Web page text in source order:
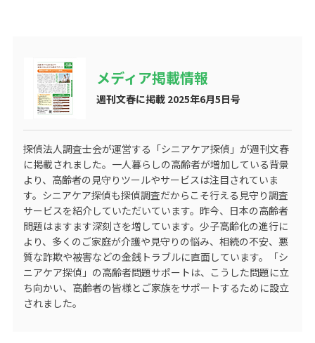
メディア掲載情報
週刊文春に掲載 2025年6月5日号
探偵法人調査士会が運営する 「シニアケア探偵」 が週刊文春
に掲載されました。一人暮らしの高齢者が増加している背景
より、高齢者の見守りツールやサービスは注目されていま
す。シニアケア探偵も探偵調査だからこそ行える見守り調査
サービスを紹介していただいています。昨今、日本の高齢者
問題はますます深刻さを増しています。少子高齢化の進行に
より、多くのご家庭が介護や見守りの悩み、相続の不安、悪
質な詐欺や被害などの金銭トラブルに直面しています。「シ
ニアケア探偵」の高齢者問題サポートは、こうした問題に立
ち向かい、高齢者の皆様とご家族をサポートするために設立
されました。